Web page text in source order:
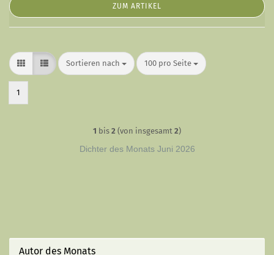
ZUM ARTIKEL
Sortieren nach
Sortieren nach 100 pro Seite
pro Seite
1
1 bis 2 (von insgesamt 2)
Dichter des Monats Juni 2026
Autor des Monats